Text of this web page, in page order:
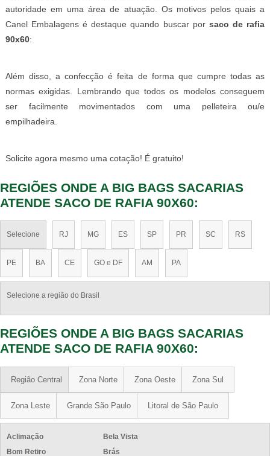
autoridade em uma área de atuação. Os motivos pelos quais a
Canel Embalagens é destaque quando buscar porsaco de rafia
90x60:
Além disso, a confecção é feita de forma que cumpre todas as
normas exigidas. Lembrando que todos os modelos conseguem
ser facilmente movimentados com uma pelleteira ou/e
empilhadeira.
Solicite agora mesmo uma cotação! É gratuito!
REGIÕES ONDE A BIG BAGS SACARIAS
ATENDE SACO DE RAFIA 90X60:
Selecione RJ MG ES SP PR SC RS
PE BA CE GO e DF AM PA
Selecione a região do Brasil
REGIÕES ONDE A BIG BAGS SACARIAS
ATENDE SACO DE RAFIA 90X60:
Região Central Zona Norte Zona Oeste Zona Sul
Zona Leste Grande São Paulo Litoral de São Paulo
Aclimação
Bela Vista
Bom Retiro
Brás